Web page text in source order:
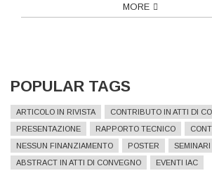
MORE
POPULAR TAGS
ARTICOLO IN RIVISTA
CONTRIBUTO IN ATTI DI
PRESENTAZIONE
RAPPORTO TECNICO
NESSUN FINANZIAMENTO
POSTER
SEMINARI
ABSTRACT IN ATTI DI CONVEGNO
EVENTI IAC